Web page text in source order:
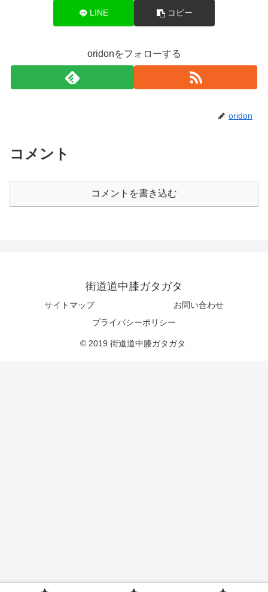
LINE コピー
oridonをフォローする
oridon
コメント
コメントを書き込む
街道道中膝ガタガタ
サイトマップ
お問い合わせ
プライバシーポリシー
© 2019 街道道中膝ガタガタ.